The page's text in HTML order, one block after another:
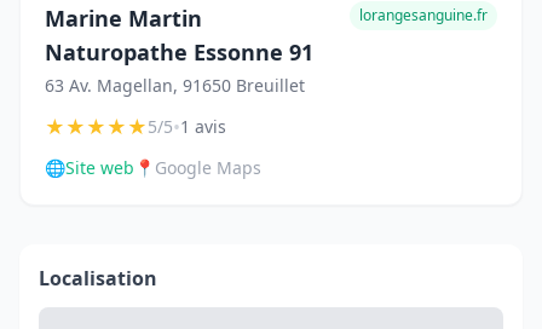
Marine Martin
Naturopathe Essonne 91
63 Av. Magellan, 91650 Breuillet
lorangesanguine.fr
★★★★★5/5•1 avis
🌐Site web 📍 Google Maps
Localisation